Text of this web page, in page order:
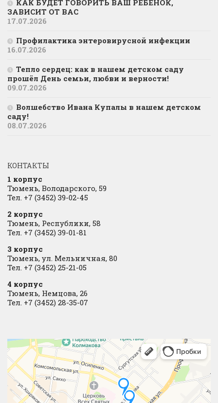
КАК БУДЕТ ГОВОРИТЬ ВАШ РЕБЕНОК,
ЗАВИСИТ ОТ ВАС
17.07.2026
Профилактика энтеровирусной инфекции
16.07.2026
Тепло сердец: как в нашем детском саду
прошёл День семьи, любви и верности!
09.07.2026
Волшебство Ивана Купалы в нашем детском
саду!
08.07.2026
КОНТАКТЫ
1 корпус
Тюмень, Володарского, 59
Тел. +7 (3452) 39-02-45
2 корпус
Тюмень, Республики, 58
Тел. +7 (3452) 39-01-81
3 корпус
Тюмень, ул. Мельничная, 80
Тел. +7 (3452) 25-21-05
4 корпус
Тюмень, Немцова, 26
Тел. +7 (3452) 28-35-07